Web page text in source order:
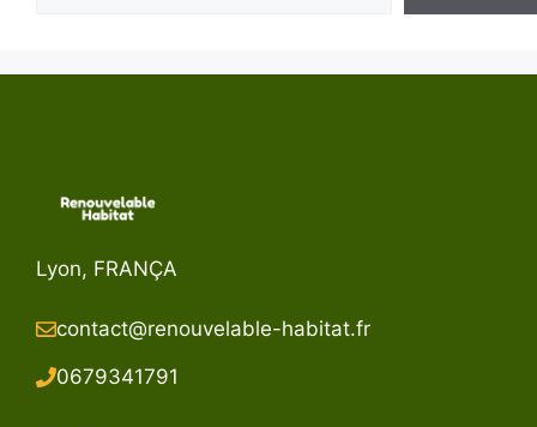
Lyon, FRANÇA
contact@renouvelable-habitat.fr
0679341791